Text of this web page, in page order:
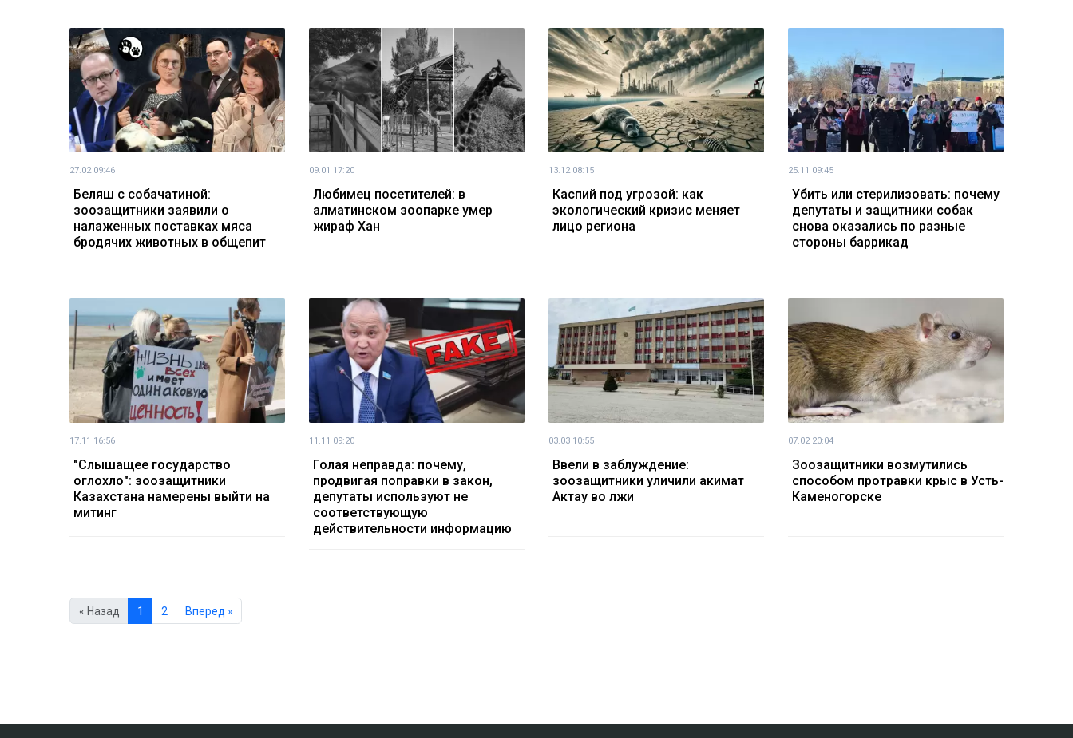
27.02 09:46
Беляш с собачатиной:
зоозащитники заявили о
налаженных поставках мяса
бродячих животных в общепит
09.01 17:20
Любимец посетителей: в
алматинском зоопарке умер
жираф Хан
13.12 08:15
Каспий под угрозой: как
экологический кризис меняет
лицо региона
25.11 09:45
Убить или стерилизовать: почему
депутаты и защитники собак
снова оказались по разные
стороны баррикад
17.11 16:56
"Слышащее государство
оглохло": зоозащитники
Казахстана намерены выйти на
митинг
11.11 09:20
Голая неправда: почему,
продвигая поправки в закон,
депутаты используют не
соответствующую
действительности информацию
03.03 10:55
Ввели в заблуждение:
зоозащитники уличили акимат
Актау во лжи
07.02 20:04
Зоозащитники возмутились
способом протравки крыс в Усть-
Каменогорске
« Назад 1 2 Вперед »